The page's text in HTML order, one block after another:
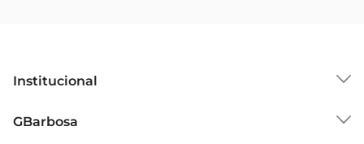
Institucional
Grupo Cencosud
GBarbosa